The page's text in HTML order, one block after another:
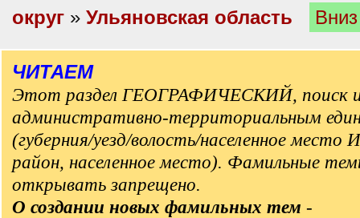
округ » Ульяновская область
ЧИТАЕМ
Этот раздел ГЕОГРАФИЧЕСКИЙ, поиск
административно-территориальным
(губерния/уезд/волость/населенное
район, населенное место). Фамильные
открывать запрещено.
О создании новых фамильных тем -